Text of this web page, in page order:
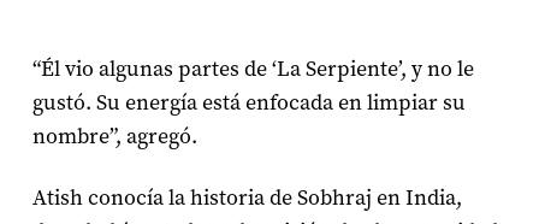
“Él vio algunas partes de ‘La Serpiente’, y no le
gustó. Su energía está enfocada en limpiar su
nombre”, agregó.
Atish conocía la historia de Sobhraj en India,